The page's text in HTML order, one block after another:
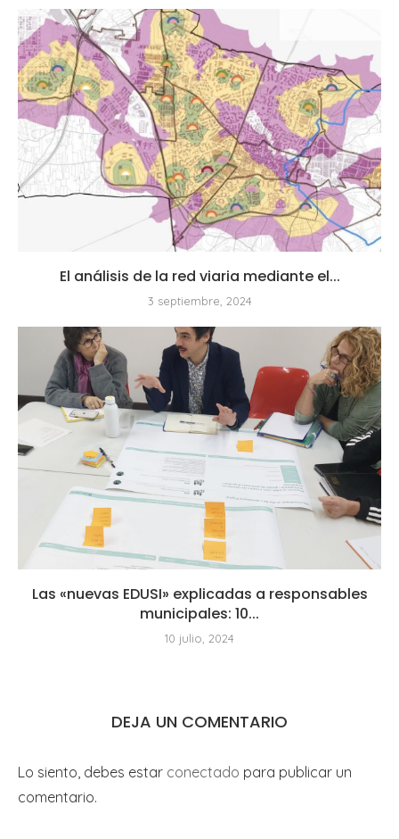
El análisis de la red viaria mediante el...
3 septiembre, 2024
Las «nuevas EDUSI» explicadas a responsables
municipales: 10...
10 julio, 2024
DEJA UN COMENTARIO
Lo siento, debes estar conectado para publicar un
comentario.